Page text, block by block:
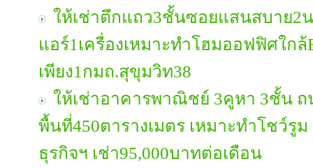
ให้เช่าตึกแถว3ชั้นซอยแสนสบาย2
แอร์1เครื่องเหมาะทำโฮมออฟฟิศใกล้
เพียง1กมถ.สุขุมวิท38
ให้เช่าอาคารพาณิชย์ 3คูหา 3ชั้น
พื้นที่450ตารางเมตร เหมาะทำโชว์รู
ธุรกิจฯ เช่า95,000บาทต่อเดือน